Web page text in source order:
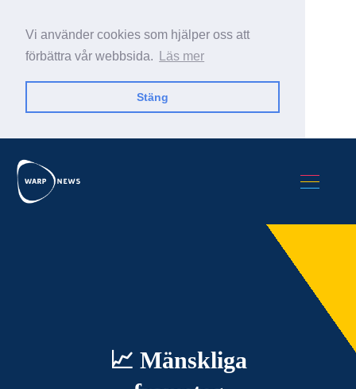
Vi använder cookies som hjälper oss att
förbättra vår webbsida.
Läs mer
Stäng
📈 Mänskliga